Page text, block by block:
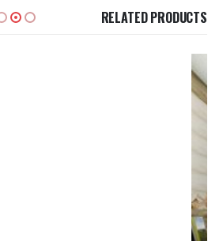
RELATED PRODUCTS